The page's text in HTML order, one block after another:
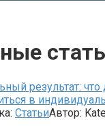
результат:
в
СтатьиАвтор: